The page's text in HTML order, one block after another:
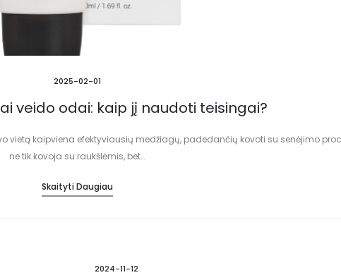
2025-02-01
veido odai: kaip jį naudoti teisingai?
kaipviena efektyviausių medžiagų, padedančių kovoti su senėjimo
ne tik kovoja su raukšlėmis, bet…
Skaityti Daugiau
2024-11-12